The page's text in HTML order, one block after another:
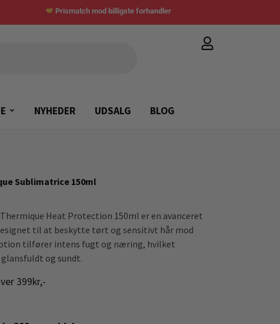
Prismatch mod billigste forhandler
NYHEDER UDSALG BLOG
Sublimatrice 150ml
Heat Protection 150ml er en avanceret
til at beskytte tørt og sensitivt hår mod
tilfører intens fugt og næring, hvilket
og sundt.
399kr,-